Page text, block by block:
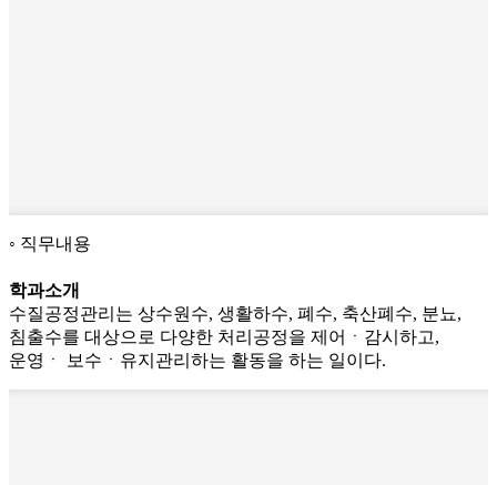
직무내용
학과소개
수질공정관리는 상수원수, 생활하수, 폐수, 축산폐수, 분뇨,
침출수를 대상으로 다양한 처리공정을 제어ㆍ감시하고,
운영ㆍ 보수ㆍ유지관리하는 활동을 하는 일이다.